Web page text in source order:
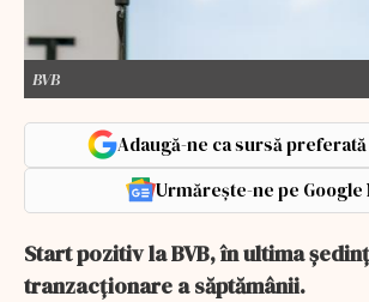
BVB
Adaugă-ne ca sursă
Urmărește-ne pe Google
Start pozitiv la BVB, în ultima
tranzacţionare a săptămânii.